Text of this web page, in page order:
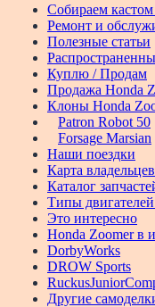
Собираем
Ремонт и
Полезные статьи
Куплю / Продам
Продажа Honda
Клоны Honda
Patron Robot 50
Forsage Marsian
Наши поездки
Карта
Каталог
Типы
Это интересно
Honda Zoomer в
DorbyWorks
DROW Sports
Другие